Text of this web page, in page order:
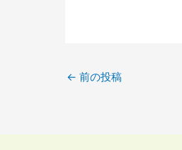
← 前の投稿